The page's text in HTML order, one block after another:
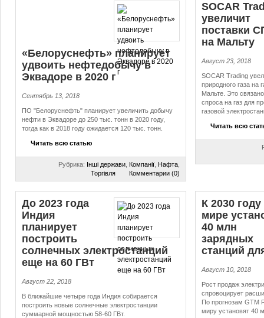
«Белоруснефть» планирует
удвоить нефтедобычу в
Эквадоре в 2020 г
Сентябрь 13, 2018
ПО "Белоруснефть" планирует увеличить добычу
нефти в Эквадоре до 250 тыс. тонн в 2020 году,
тогда как в 2018 году ожидается 120 тыс. тонн.
Читать всю статью
Рубрика: Інші держави Компанії Нафта
Торгівля
Комментарии (0)
SOCAR
увеличит
поставки
на Мальту
Август 23, 2018
SOCAR Trading
природного газа на
Мальте. Это
спроса на газ для
газовой
Читать всю
До 2023 года
Индия
планирует
построить
солнечных элек­тро­стан­ций
еще на 60 ГВт
Август 22, 2018
В ближайшие четыре года Индия собирается
построить новые солнечные электростанции
суммарной мощностью 58-60 ГВт.
К 2030 году
мире
40 млн
зарядных
станций
Август 10, 2018
Рост продаж
спровоцирует
По прогнозам GTM
миру установят 40